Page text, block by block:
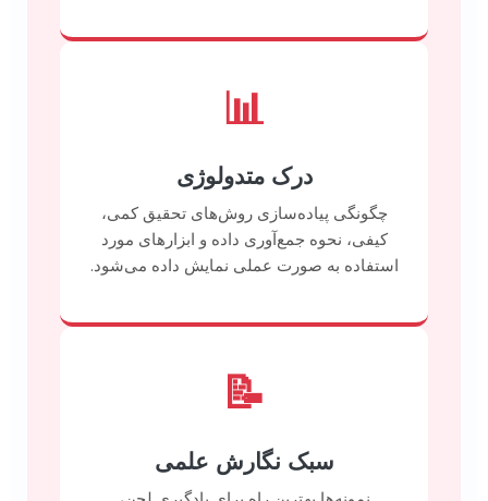
📊
درک متدولوژی
چگونگی پیاده‌سازی روش‌های تحقیق کمی،
کیفی، نحوه جمع‌آوری داده و ابزارهای مورد
استفاده به صورت عملی نمایش داده می‌شود.
📝
سبک نگارش علمی